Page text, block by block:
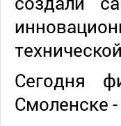
Сегодня
Смоленске -